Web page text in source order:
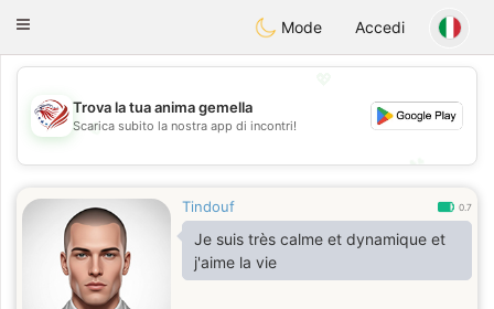
StatesDating
Toggle
Mode Accedi
💖
💕
Trova la tua anima gemella
Scarica subito la nostra app di incontri!
Tindouf 0.7
Je suis très calme et dynamique et
j'aime la vie